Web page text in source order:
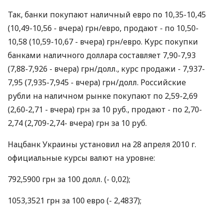
Так, банки покупают наличный евро по 10,35-10,45
(10,49-10,56 - вчера) грн/евро, продают - по 10,50-
10,58 (10,59-10,67 - вчера) грн/евро. Курс покупки
банками наличного доллара составляет 7,90-7,93
(7,88-7,926 - вчера) грн/долл., курс продажи - 7,937-
7,95 (7,935-7,945 - вчера) грн/долл. Российские
рубли на наличном рынке покупают по 2,59-2,69
(2,60-2,71 - вчера) грн за 10 руб., продают - по 2,70-
2,74 (2,709-2,74- вчера) грн за 10 руб.
Нацбанк Украины установил на 28 апреля 2010 г.
официальные курсы валют на уровне:
792,5900 грн за 100 долл. (- 0,02);
1053,3521 грн за 100 евро (- 2,4837);